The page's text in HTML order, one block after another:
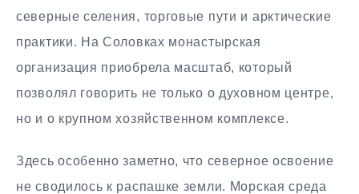
северные селения, торговые пути и арктические
практики. На Соловках монастырская
организация приобрела масштаб, который
позволял говорить не только о духовном центре,
но и о крупном хозяйственном комплексе.
Здесь особенно заметно, что северное освоение
не сводилось к распашке земли. Морская среда